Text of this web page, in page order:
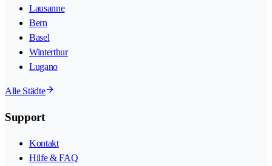
Lausanne
Bern
Basel
Winterthur
Lugano
Alle Städte
Support
Kontakt
Hilfe & FAQ